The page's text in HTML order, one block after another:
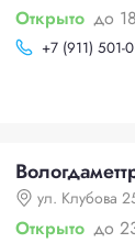
Открыто до
+7 (911) 501-
ул. Клубова
Открыто до